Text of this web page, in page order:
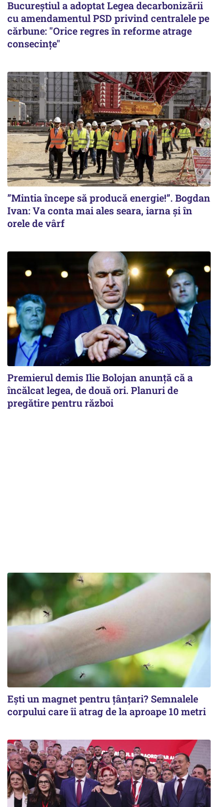
Bucureștiul a adoptat Legea decarbonizării
cu amendamentul PSD privind centralele pe
cărbune: "Orice regres în reforme atrage
consecințe"
”Mintia începe să producă energie!”. Bogdan
Ivan: Va conta mai ales seara, iarna și în
orele de vârf
Premierul demis Ilie Bolojan anunță că a
încălcat legea, de două ori. Planuri de
pregătire pentru război
Ești un magnet pentru țânțari? Semnalele
corpului care îi atrag de la aproape 10 metri